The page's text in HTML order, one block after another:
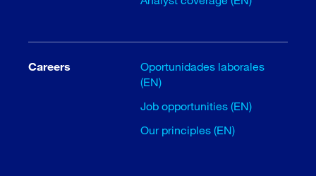
Careers
Oportunidades laborales
(EN)
Job opportunities (EN)
Our principles (EN)